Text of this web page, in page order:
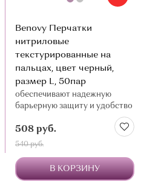
Benovy Перчатки
нитриловые
текстурированные на
пальцах, цвет черный,
размер L, 50пар
обеспечивают надежную
барьерную защиту и удобство
508 руб.
540 руб.
В КОРЗИНУ